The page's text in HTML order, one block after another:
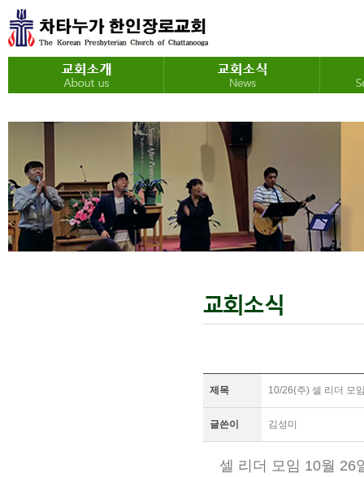
제목 10/26(주) 셀 리더 모
글쓴이 김성미
셀 리더 모임 10월 26